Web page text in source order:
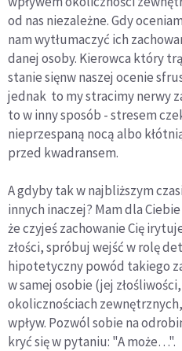
od nas niezależne. Gdy
nam wytłumaczyć ich
danej osoby. Kierowca który
stanie sięnw naszej ocenie
jednak to my stracimy nerwy
to w inny sposób - stresem
nieprzespaną nocą albo
przed kwadransem.
A gdyby tak w najbliższym
innych inaczej? Mam dla
że czyjeś zachowanie Cię
złości, spróbuj wejść w rolę
hipotetyczny powód takiego
w samej osobie (jej
okolicznościach
wpływ. Pozwól sobie na
kryć się w pytaniu: "A może…".